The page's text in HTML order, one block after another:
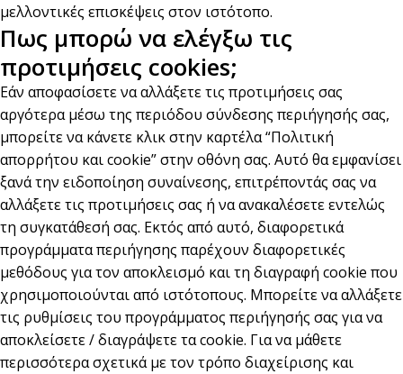
μελλοντικές επισκέψεις στον ιστότοπο.
Πως μπορώ να ελέγξω τις
προτιμήσεις cookies;
Εάν αποφασίσετε να αλλάξετε τις προτιμήσεις σας
αργότερα μέσω της περιόδου σύνδεσης περιήγησής σας,
μπορείτε να κάνετε κλικ στην καρτέλα “Πολιτική
απορρήτου και cookie” στην οθόνη σας. Αυτό θα εμφανίσει
ξανά την ειδοποίηση συναίνεσης, επιτρέποντάς σας να
αλλάξετε τις προτιμήσεις σας ή να ανακαλέσετε εντελώς
τη συγκατάθεσή σας. Εκτός από αυτό, διαφορετικά
προγράμματα περιήγησης παρέχουν διαφορετικές
μεθόδους για τον αποκλεισμό και τη διαγραφή cookie που
χρησιμοποιούνται από ιστότοπους. Μπορείτε να αλλάξετε
τις ρυθμίσεις του προγράμματος περιήγησής σας για να
αποκλείσετε / διαγράψετε τα cookie. Για να μάθετε
περισσότερα σχετικά με τον τρόπο διαχείρισης και